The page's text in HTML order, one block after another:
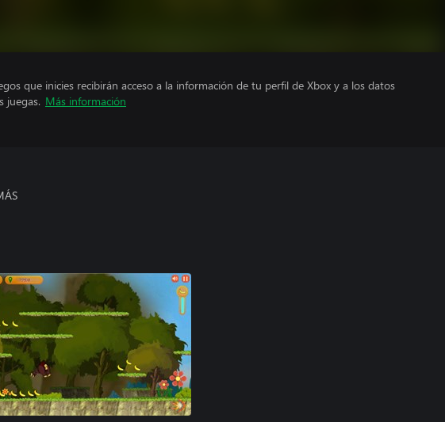
que inicies recibirán acceso a la información de tu perfil de Xbox y a los datos
juegas. Más información